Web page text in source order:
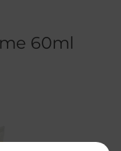
60ml